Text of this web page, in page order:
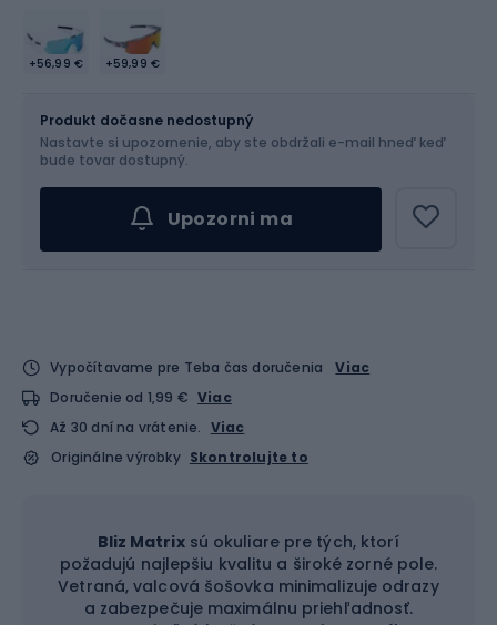
+56,99 € +59,99 €
Produkt dočasne nedostupný
Nastavte si upozornenie, aby ste obdržali e-mail hneď keď
bude tovar dostupný.
Upozorni ma
Vypočítavame pre Teba čas doručenia
Viac
Doručenie od 1,99 € Viac
Až 30 dní na vrátenie. Viac
Originálne výrobky Skontrolujte to
Bliz Matrixsú okuliare pre tých, ktorí
požadujú najlepšiu kvalitu a široké zorné pole.
Vetraná, valcová šošovka minimalizuje odrazy
a zabezpečuje maximálnu priehľadnosť.